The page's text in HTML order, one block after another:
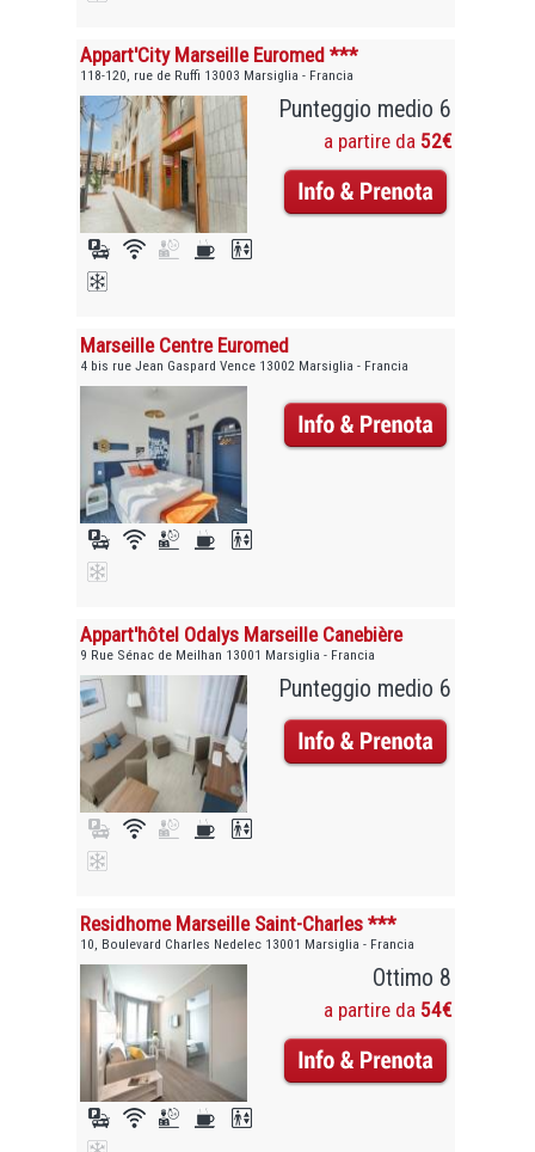
Appart'City Marseille Euromed ***
118-120, rue de Ruffi 13003 Marsiglia - Francia
Punteggio medio 6
a partire da 52€
Marseille Centre Euromed
4 bis rue Jean Gaspard Vence 13002 Marsiglia - Francia
Appart'hôtel Odalys Marseille Canebière
9 Rue Sénac de Meilhan 13001 Marsiglia - Francia
Punteggio medio 6
Residhome Marseille Saint-Charles ***
10, Boulevard Charles Nedelec 13001 Marsiglia - Francia
Ottimo 8
a partire da 54€